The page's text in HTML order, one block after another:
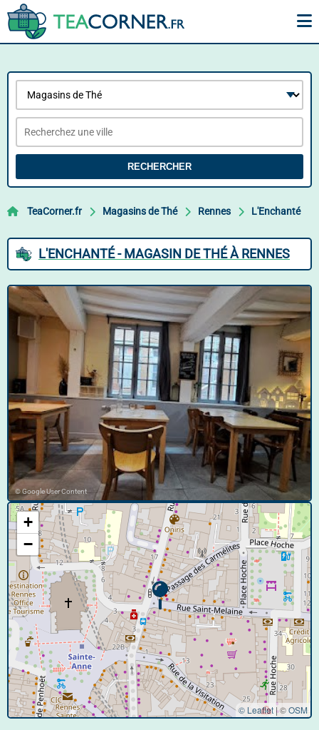
RECHERCHER
TeaCorner.fr Magasins de Thé Rennes L'Enchanté
L'ENCHANTÉ - MAGASIN DE THÉ À RENNES
© Google User Content
+
−
© Leaflet |©OSM